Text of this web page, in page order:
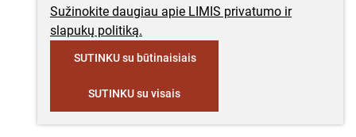
Sužinokite daugiau apie LIMIS privatumo ir
slapukų politiką.
SUTINKU su būtinaisiais
SUTINKU su visais